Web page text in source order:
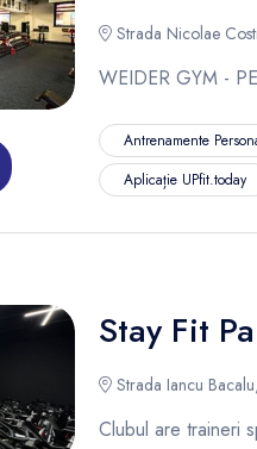
Strada Nicolae
WEIDER GYM -
Antrenamente
Aplicație UPfit.today
Stay Fit
Strada Iancu
Clubul are traineri